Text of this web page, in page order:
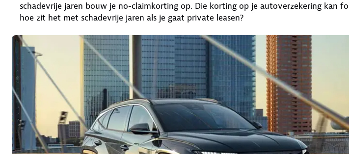
schadevrije jaren bouw je no-claimkorting op. Die korting op je autoverzekering kan
hoe zit het met schadevrije jaren als je gaat private leasen?